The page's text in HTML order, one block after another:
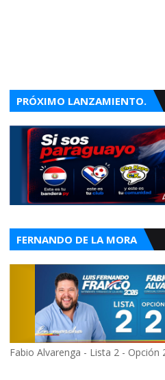
PRÓXIMO LANZAMIENTO.
FERNANDO DE LA MORA
Fabio Alvarenga - Lista 2 - Opción